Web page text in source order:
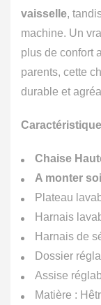
vaisselle,
machine. Un
plus de confort
parents, cette
durable et
Chaise
A monter
Plateau
Harnais
Harnais de
Dossier
Assise
Matière :